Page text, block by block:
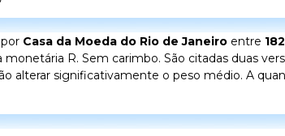
Casa da Moeda do Rio de Janeiro entre
monetária R. Sem carimbo. São citadas duas
alterar significativamente o peso médio. A